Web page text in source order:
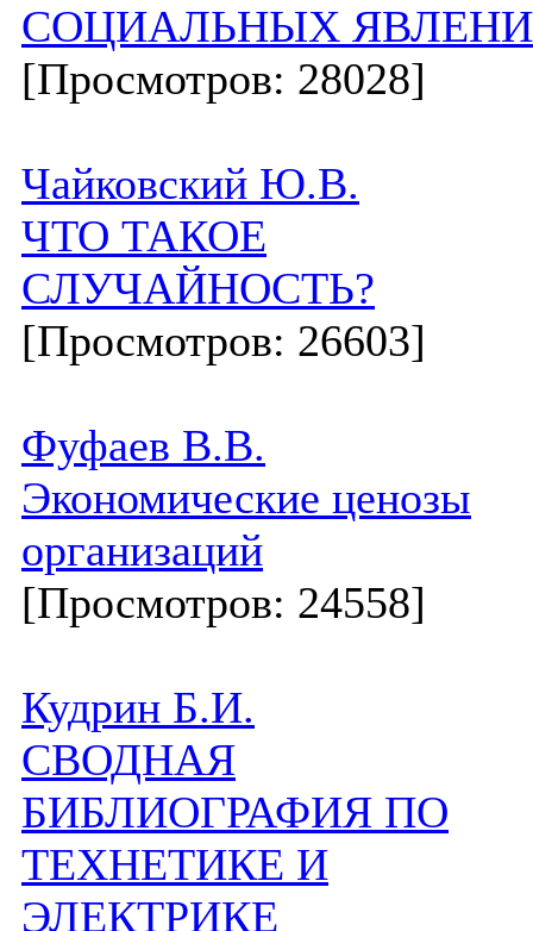
СОЦИАЛЬНЫХ
[Просмотров: 28028]
Чайковский Ю.В.
ЧТО ТАКОЕ
СЛУЧАЙНОСТЬ?
[Просмотров: 26603]
Фуфаев В.В.
Экономические ценозы
организаций
[Просмотров: 24558]
Кудрин Б.И.
СВОДНАЯ
БИБЛИОГРАФИЯ ПО
ТЕХНЕТИКЕ И
ЭЛЕКТРИКЕ